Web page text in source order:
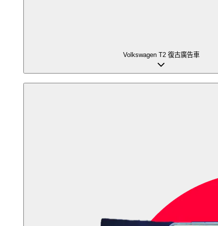
Volkswagen T2 復古廣告車